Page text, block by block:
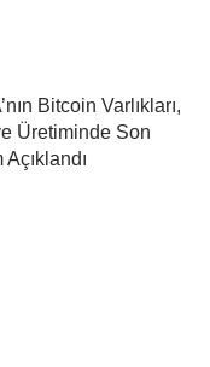
Bitcoin Varlıkları,
Üretiminde Son
Açıklandı